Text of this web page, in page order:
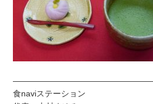
食naviステーション